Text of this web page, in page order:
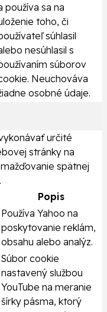
používa sa na
toho, či
súhlasil
nesúhlasil s
súborov
Neuchováva
osobné údaje.
určité
stránky na
spätnej
Popis
Používa Yahoo na
poskytovanie reklám,
obsahu alebo analýz.
Súbor cookie
nastavený službou
YouTube na meranie
šírky pásma, ktorý